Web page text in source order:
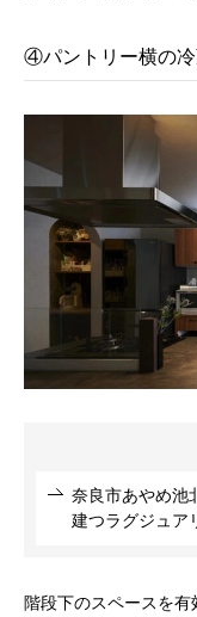
④パントリー横の
奈良市あやめ池
建つラグジュア
階段下のスペースを